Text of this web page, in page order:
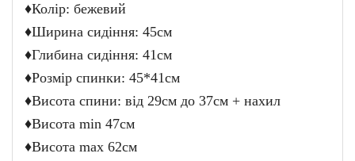
♦Колір: бежевий
♦Ширина сидіння: 45см
♦Глибина сидіння: 41см
♦Розмір спинки: 45*41см
♦Висота спини: від 29см до 37см + нахил
♦Висота min 47см
♦Висота max 62см